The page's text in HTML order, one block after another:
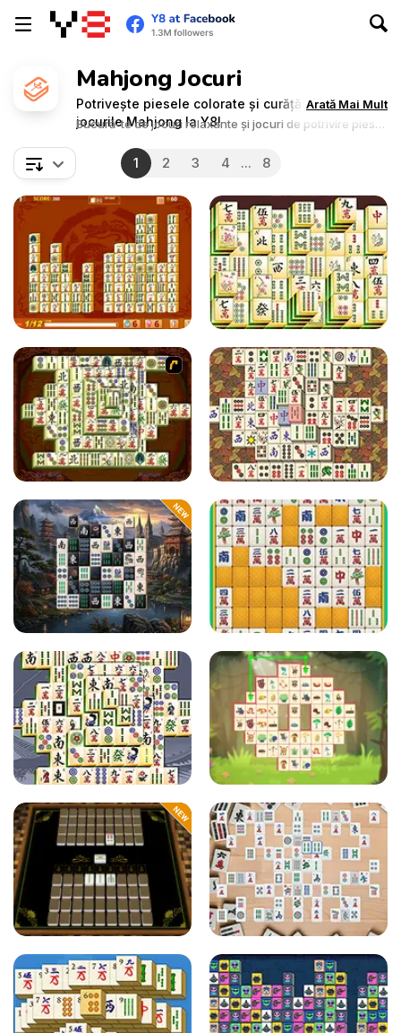
Mahjong Jocuri
Potrivește piesele colorate și curăță tabla în
jocurile Mahjong la Y8!
Bucură-te de jocuri relaxante și jocuri de potrivire piese
Arată Mai Mult
1 2 3 4 ... 8